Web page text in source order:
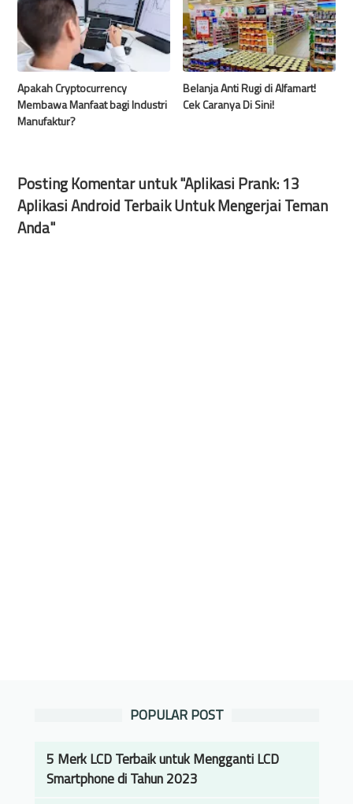
Apakah Cryptocurrency
Membawa Manfaat bagi Industri
Manufaktur?
Belanja Anti Rugi di Alfamart!
Cek Caranya Di Sini!
Posting Komentar untuk "Aplikasi Prank: 13
Aplikasi Android Terbaik Untuk Mengerjai Teman
Anda"
POPULAR POST
5 Merk LCD Terbaik untuk Mengganti LCD
Smartphone di Tahun 2023